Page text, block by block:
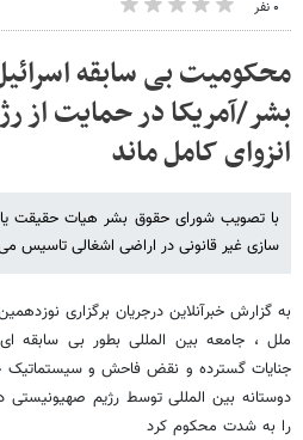
۰ نفر
محکومیت بی سابقه
بشر/آمریکا در حمایت از
انزوای کامل ماند
با تصویب شورای حقوق بشر هیات حقیقت
سازی غیر قانونی در اراضی اشغالی تاسیس
به گزارش خبرآنلاین درجریان برگزاری
جنایات گسترده و نقض فاحش و سیستماتیک
دوستانه بین المللی توسط رژیم
را به شدت محکوم کرد